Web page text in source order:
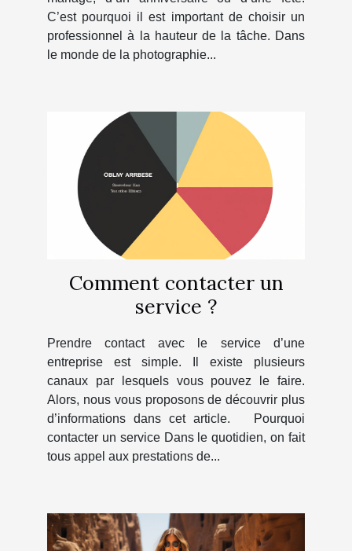
C’est pourquoi il est important de choisir un
professionnel à la hauteur de la tâche. Dans
le monde de la photographie...
Comment contacter un
service ?
Prendre contact avec le service d’une
entreprise est simple. Il existe plusieurs
canaux par lesquels vous pouvez le faire.
Alors, nous vous proposons de découvrir plus
d’informations dans cet article. Pourquoi
contacter un service Dans le quotidien, on fait
tous appel aux prestations de...